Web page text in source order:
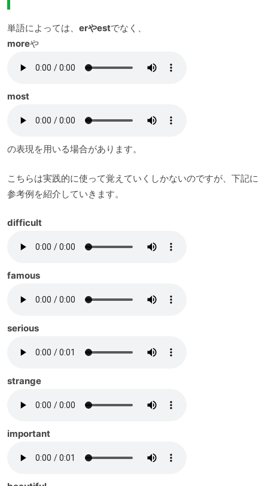
単語によっては、 erやestでなく、
moreや
most
の表現を用いる場合があります。
こちらは実践的に使って覚えていくしかないのですが、下記に
参考例を紹介していきます。
difficult
famous
serious
strange
important